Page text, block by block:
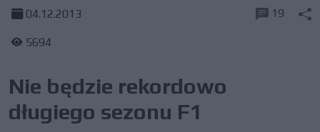
04.12.2013
5694
19
Nie będzie rekordowo
długiego sezonu F1